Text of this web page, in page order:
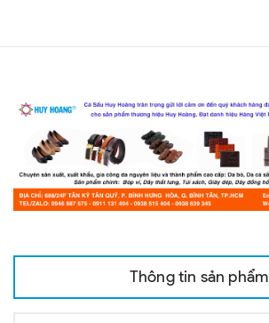
Thông tin sản phẩm